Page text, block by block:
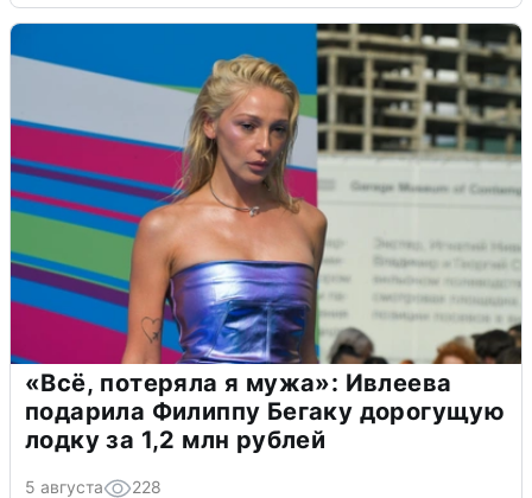
«Всё, потеряла я мужа»: Ивлеева
подарила Филиппу Бегаку дорогущую
лодку за 1,2 млн рублей
5 августа 228